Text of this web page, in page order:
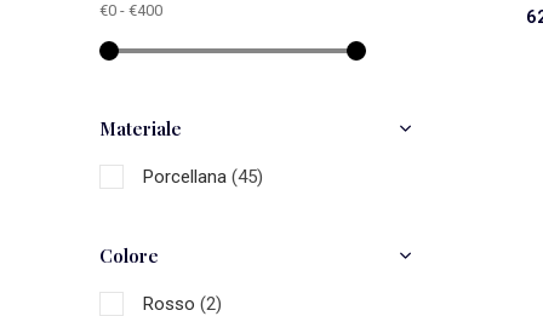
€0 - €400
Materiale
Porcellana (45)
Colore
Rosso (2)